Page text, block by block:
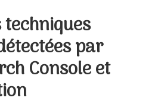
par
Console et